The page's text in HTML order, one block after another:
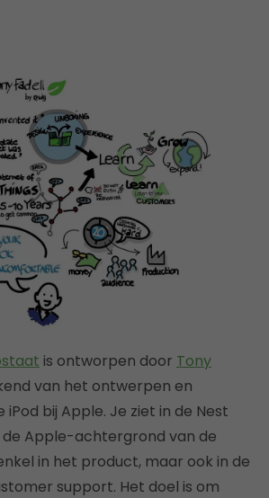
is ontworpen door Tony
van het ontwerpen en
bij Apple. Je ziet in de Nest
de Apple-achtergrond van de
in het product, maar ook in de
support. Het doel is om